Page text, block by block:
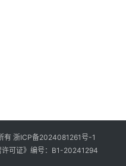
有 浙ICP备2024081261号-1
可证》编号： B1-20241294